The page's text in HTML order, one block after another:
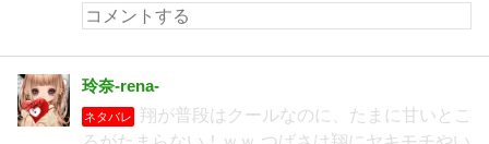
玲奈-rena-
ネタバレ
翔が普段はクールなのに、たまに甘いとこ